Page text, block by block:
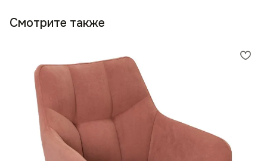
на ножки. Они надёжно предохраняют любое половое
покрытие — паркет, ламинат, плитку от появления
элементам, ножки стула Prado отличаются повышенной
износостойкостью и долговечностью на протяжении
всего срока службы.
Стул на кухню
Может быть использован как дизайнерский стул для кухни,
дополняя столовую группу с обеденным столом и стать
гармоничным акцентом в интерьере.
Смотрите также